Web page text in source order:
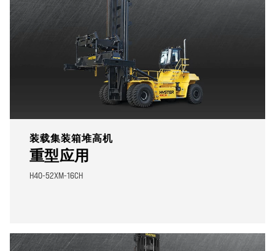
装载集装箱堆高机
重型应用
H40-52XM-16CH